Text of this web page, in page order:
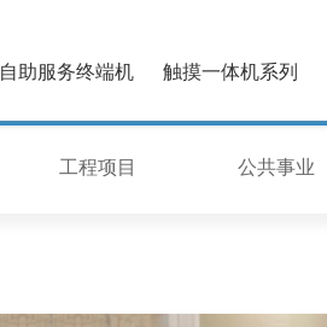
自助服务终端机 触摸一体机系列
工程项目 公共事业